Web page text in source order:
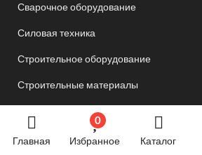
Главная
0
Избранное Каталог
Сварочное оборудование
Силовая техника
Строительное оборудование
Строительные материалы
Товары для дома и дачи
Товары для спорта и отдыха